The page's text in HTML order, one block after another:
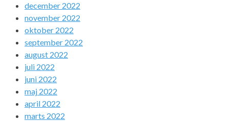
december 2022
november 2022
oktober 2022
september 2022
august 2022
juli 2022
juni 2022
maj 2022
april 2022
marts 2022